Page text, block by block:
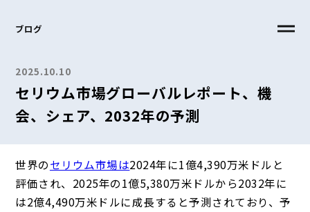
ブログ
2025.10.10
セリウム市場グローバルレポート、機
会、シェア、2032年の予測
世界のセリウム市場は2024年に1億4,390万米ドルと
評価され、2025年の1億5,380万米ドルから2032年に
は2億4,490万米ドルに成長すると予測されており、予